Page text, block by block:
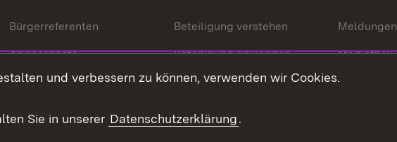
Bürgerreferenten
Abgeordnete
Bürgerbeauftragte
Beteiligung verstehen
Beteiligung anwenden
Beteiligung stärken
Meldungen
Mediathek
und verbessern zu können, verwenden wir Cookies.
Sie in unserer Datenschutzerklärung.